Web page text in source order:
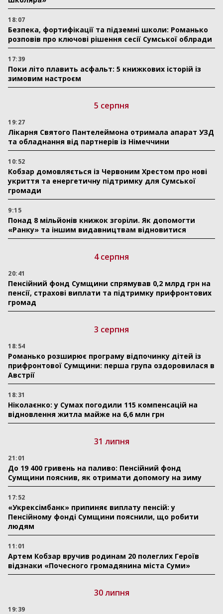
18:07
Безпека, фортифікації та підземні школи: Романько
розповів про ключові рішення сесії Сумської облради
17:39
Поки літо плавить асфальт: 5 книжкових історій із
зимовим настроєм
5 серпня
19:27
Лікарня Святого Пантелеймона отримала апарат УЗД
та обладнання від партнерів із Німеччини
10:52
Кобзар домовляється із Червоним Хрестом про нові
укриття та енергетичну підтримку для Сумської
громади
9:15
Понад 8 мільйонів книжок згоріли. Як допомогти
«Ранку» та іншим видавництвам відновитися
4 серпня
20:41
Пенсійний фонд Сумщини спрямував 0,2 млрд грн на
пенсії, страхові виплати та підтримку прифронтових
громад
3 серпня
18:54
Романько розширює програму відпочинку дітей із
прифронтової Сумщини: перша група оздоровилася в
Австрії
18:31
Ніколаєнко: у Сумах погодили 115 компенсацій на
відновлення житла майже на 6,6 млн грн
31 липня
21:01
До 19 400 гривень на паливо: Пенсійний фонд
Сумщини пояснив, як отримати допомогу на зиму
17:52
«Укрексімбанк» припиняє виплату пенсій: у
Пенсійному фонді Сумщини пояснили, що робити
людям
11:01
Артем Кобзар вручив родинам 20 полеглих Героїв
відзнаки «Почесного громадянина міста Суми»
30 липня
19:39